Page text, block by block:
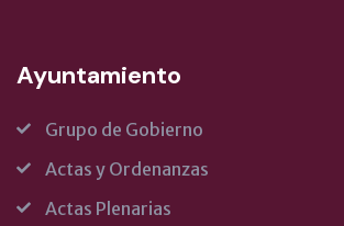
Ayuntamiento
Grupo de Gobierno
Actas y Ordenanzas
Actas Plenarias